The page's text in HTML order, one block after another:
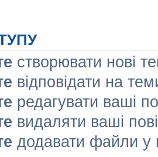
створювати нові
відповідати на
редагувати ваші
видаляти ваші
додавати файли у